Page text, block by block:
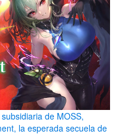
de MOSS,
la esperada secuela de